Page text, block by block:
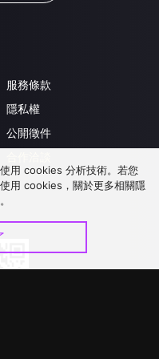
服務條款
隱私權
公開徵件
用 cookies 分析技術。若您
用 cookies，關於更多相關隱
。